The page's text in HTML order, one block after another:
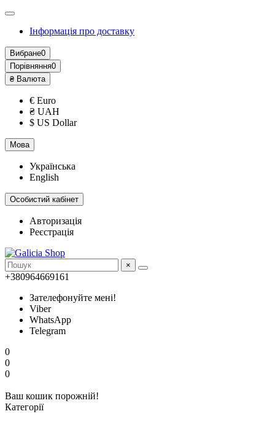
Інформація про доставку
Вибране0
Порівняння0
₴ Валюта
€ Euro
₴ UAH
$ US Dollar
Мова
Українська
English
Особистий кабінет
Авторизація
Реєстрація
×
+380964669161
Зателефонуйте мені!
Viber
WhatsApp
Telegram
0
0
0
Ваш кошик порожній!
Категорії